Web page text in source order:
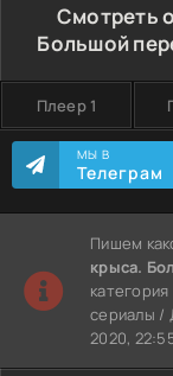
Смотреть
Большой
Плеер 1
МЫ В
Телеграм
Пишем
крыса.
сериалы /
2020,